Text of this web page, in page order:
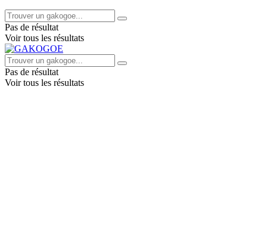
Pas de résultat
Voir tous les résultats
Pas de résultat
Voir tous les résultats